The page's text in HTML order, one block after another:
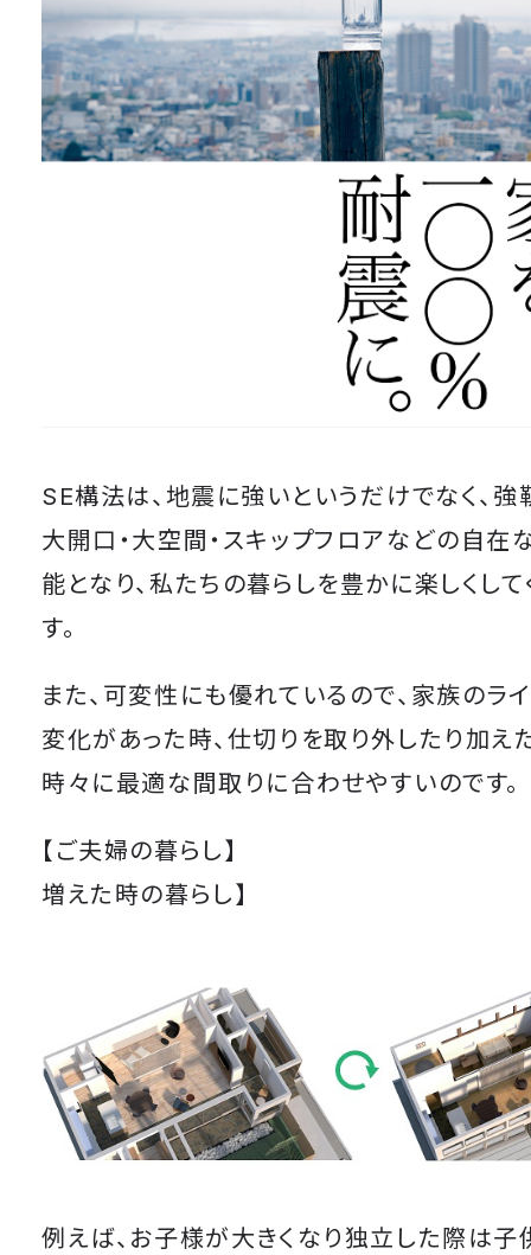
SE構法は、地震に強いというだけでなく、
大開口・大空間・スキップフロアなどの自在
能となり、私たちの暮らしを豊かに楽しくし
す。
また、可変性にも優れているので、家族のラ
変化があった時、仕切りを取り外したり加え
時々に最適な間取りに合わせやすいのです。
【ご夫婦の暮らし】 【
増えた時の暮らし】
例えば、お子様が大きくなり独立した際は